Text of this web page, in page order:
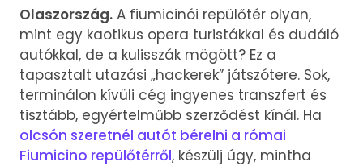
Olaszország. A fiumicinói repülőtér olyan,
mint egy kaotikus opera turistákkal és dudáló
autókkal, de a kulisszák mögött? Ez a
tapasztalt utazási „hackerek” játszótere. Sok,
terminálon kívüli cég ingyenes transzfert és
tisztább, egyértelműbb szerződést kínál. Ha
olcsón szeretnél autót bérelni a római
Fiumicino repülőtérről, készülj úgy, mintha